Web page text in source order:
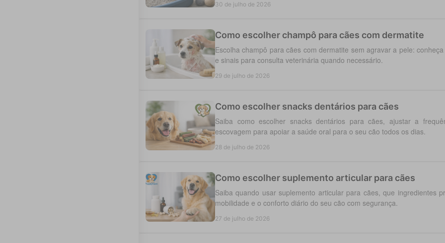
30 de julho de 2026
Como escolher champô para cães com dermatite
Escolha champô para cães com dermatite sem agravar a pele:
e sinais para consulta veterinária quando necessário.
29 de julho de 2026
Como escolher snacks dentários para cães
Saiba como escolher snacks dentários para cães, ajustar a
escovagem para apoiar a saúde oral para o seu cão todos os dias.
28 de julho de 2026
Como escolher suplemento articular para cães
Saiba quando usar suplemento articular para cães, que ingredientes
mobilidade e o conforto diário do seu cão com segurança.
27 de julho de 2026